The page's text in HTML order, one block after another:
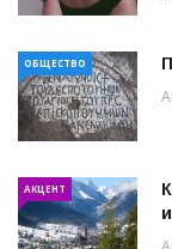
ОБЩЕСТВО
АКЦЕНТ